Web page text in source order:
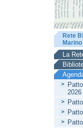
Rete
Marino
La
2026